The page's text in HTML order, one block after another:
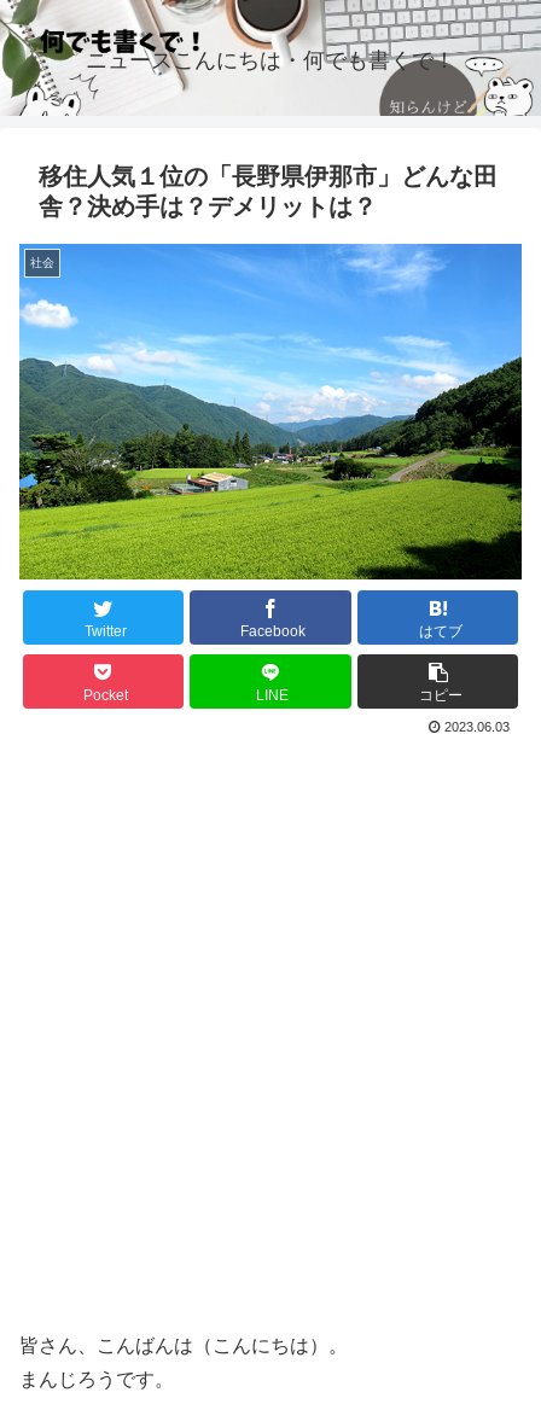
ニュースこんにちは・何でも書くで！
移住人気１位の「長野県伊那市」どんな田
舎？決め手は？デメリットは？
社会
Twitter Facebook はてブ
Pocket LINE コピー
2023.06.03
皆さん、こんばんは（こんにちは）。
まんじろうです。